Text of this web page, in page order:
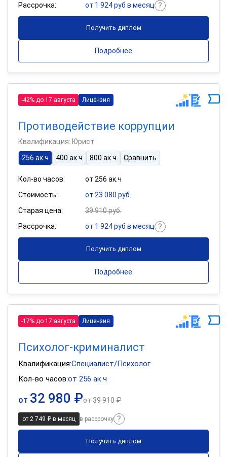
Рассрочка:
от 1 924 руб в месяц
Получить диплом
Подробнее
-42% до 17 августа Лицензия
Противодействие коррупции
Квалификация: Юрист
256 ак.ч
400 ак.ч 800 ак.ч Сравнить
Кол-во часов:
от 256 ак.ч
Стоимость:
от 23 080 руб.
Старая цена:
39 910 руб.
Рассрочка:
от 1 924 руб в месяц
Получить диплом
Подробнее
-17% до 17 августа Лицензия
Психолог-криминалист
Квалификация:Специалист/Психолог
Кол-во часов:от 256 ак.ч
от 32 980 ₽от39 910 ₽
от 2 749 ₽ в месяц в рассрочку
Получить диплом